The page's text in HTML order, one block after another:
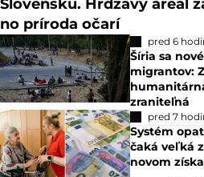
Slovensku. Hrdzavý areál
no príroda očarí
pred 6
Šíria sa
migrantov:
zraniteľná
pred 7
Systém
čaká veľká
novom